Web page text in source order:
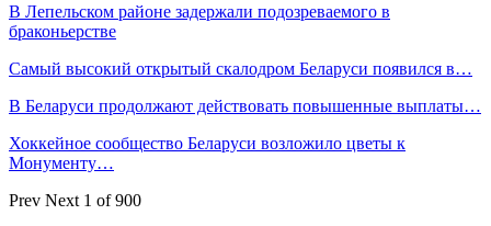
В Лепельском районе задержали подозреваемого в
браконьерстве
Самый высокий открытый скалодром Беларуси появился в…
В Беларуси продолжают действовать повышенные выплаты…
Хоккейное сообщество Беларуси возложило цветы к
Монументу…
Prev Next 1 of 900